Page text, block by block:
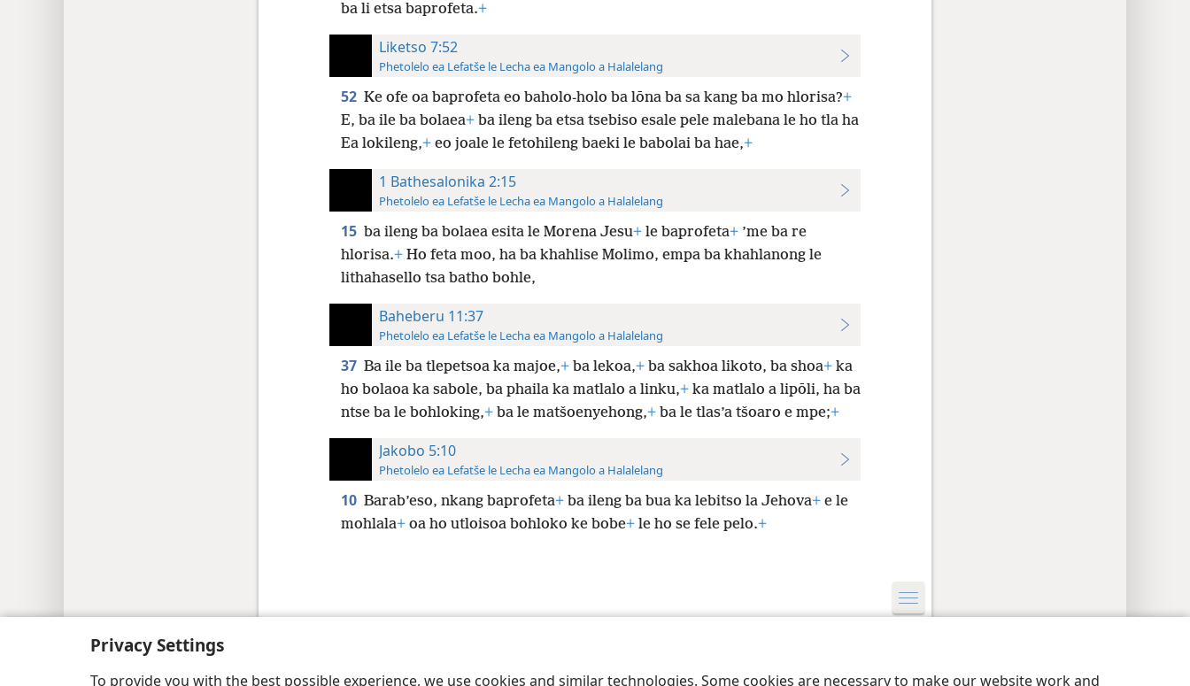
Privacy Settings
To provide you with the best possible experience, we use cookies and similar technologies. Some cookies are necessary to make our website work and
ba li etsa baprofeta.+
Liketso 7:52
Phetolelo ea Lefatše le Lecha ea Mangolo a Halalelang
52 Ke ofe oa baprofeta eo baholo-holo ba lōna ba sa kang ba mo hlorisa?+
E, ba ile ba bolaea+ba ileng ba etsa tsebiso esale pele malebana le ho tla ha
Ea lokileng,+eo joale le fetohileng baeki le babolai ba hae,+
1 Bathesalonika 2:15
Phetolelo ea Lefatše le Lecha ea Mangolo a Halalelang
15 ba ileng ba bolaea esita le Morena Jesu+le baprofeta+’me ba re
hlorisa.+Ho feta moo, ha ba khahlise Molimo, empa ba khahlanong le
lithahasello tsa batho bohle,
Baheberu 11:37
Phetolelo ea Lefatše le Lecha ea Mangolo a Halalelang
37 Ba ile ba tlepetsoa ka majoe,+ba lekoa,+ba sakhoa likoto, ba shoa+ka
ho bolaoa ka sabole, ba phaila ka matlalo a linku,+ka matlalo a lipōli, ha ba
ntse ba le bohloking,+ba le matšoenyehong,+ba le tlas’a tšoaro e mpe;+
Jakobo 5:10
Phetolelo ea Lefatše le Lecha ea Mangolo a Halalelang
10 Barab’eso, nkang baprofeta+ba ileng ba bua ka lebitso la Jehova+e le
mohlala+oa ho utloisoa bohloko ke bobe+le ho se fele pelo.+